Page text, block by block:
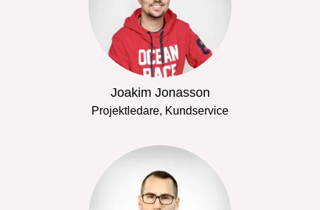
Joakim Jonasson
Projektledare, Kundservice